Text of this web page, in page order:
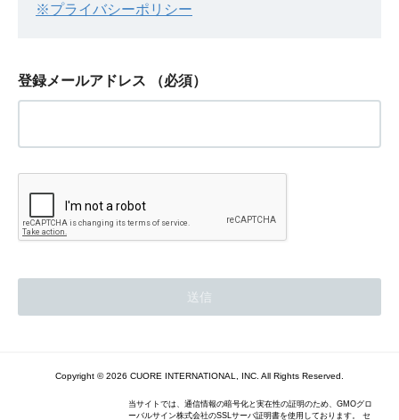
※プライバシーポリシー
登録メールアドレス （必須）
Copyright © 2026 CUORE INTERNATIONAL, INC. All Rights Reserved.
当サイトでは、通信情報の暗号化と実在性の証明のため、GMOグロ
ーバルサイン株式会社のSSLサーバ証明書を使用しております。 セ